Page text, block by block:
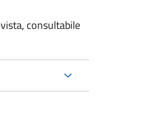
consultabile